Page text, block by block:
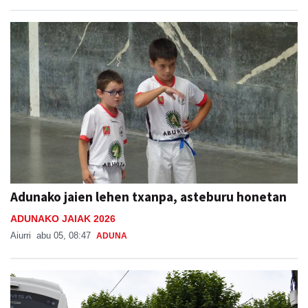
Adunako jaien lehen txanpa, asteburu honetan
ADUNAKO JAIAK 2026
Aiurri abu 05, 08:47 ADUNA